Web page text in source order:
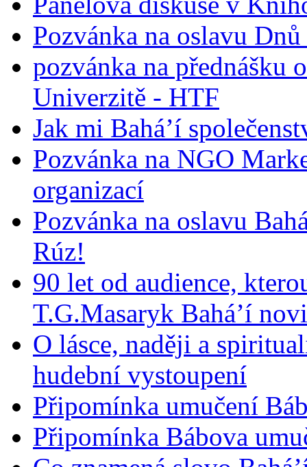
Pozvánka na oslavu
pozvánka na přednášku
Univerzitě - HTF
Jak mi Bahá’í
Pozvánka na NGO
organizací
Pozvánka na oslavu
Rúz!
90 let od audience,
T.G.Masaryk Bahá’í
O lásce, naději a
hudební vystoupení
Připomínka umučení
Připomínka Bábova